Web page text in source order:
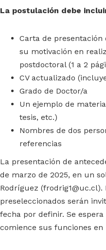
La postulación debe
Carta de
su motivación en
postdoctoral (1 a 2
CV actualizado
Grado de Doctor/a
Un ejemplo de
tesis, etc.)
Nombres de dos
referencias
La presentación de
de marzo de 2025, en un
Rodríguez (frodrig1@uc.cl).
preseleccionados serán
fecha por definir. Se
comience sus funciones en